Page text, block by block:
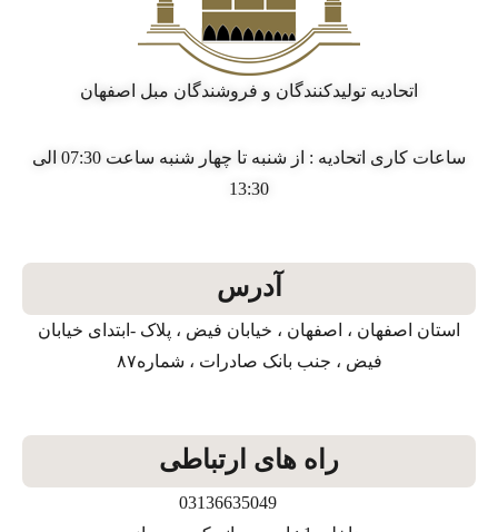
اتحادیه تولیدکنندگان و فروشندگان مبل اصفهان
ساعات کاری اتحادیه : از شنبه تا چهار شنبه ساعت 07:30 الی
13:30
آدرس
استان اصفهان ، اصفهان ، خیابان فیض ، پلاک -ابتدای خیابان
فیض ، جنب بانک صادرات ، شماره۸۷
راه های ارتباطی
03136635049